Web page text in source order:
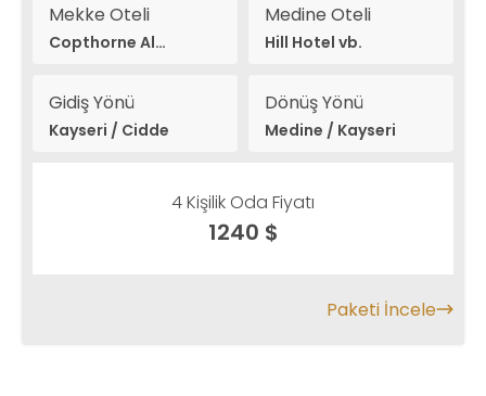
Mekke Oteli
Copthorne Al
Medine Oteli
Hill Hotel vb.
Gidiş Yönü
Kayseri / Cidde
Dönüş Yönü
Medine / Kayseri
4 Kişilik Oda Fiyatı
1240 $
Paketi İncele